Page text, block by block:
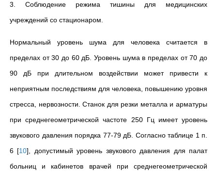
3. Соблюдение режима тишины для медицинских
учреждений со стационаром.
Нормальный уровень шума для человека считается в
пределах от 30 до 60 дБ. Уровень шума в пределах от 70 до
90 дБ при длительном воздействии может привести к
неприятным последствиям для человека, повышению уровня
стресса, нервозности. Станок для резки металла и арматуры
при среднегеометрической частоте 250 Гц имеет уровень
звукового давления порядка 77-79 дБ. Согласно таблице 1 п.
6 [10] , допустимый уровень звукового давления для палат
больниц и кабинетов врачей при среднегеометрической